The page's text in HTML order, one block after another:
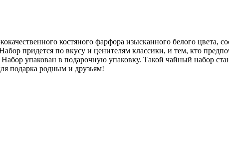
костяного фарфора изысканного белого цвета,
придется по вкусу и ценителям классики, и тем, кто
упакован в подарочную упаковку. Такой чайный набор
подарка родным и друзьям!